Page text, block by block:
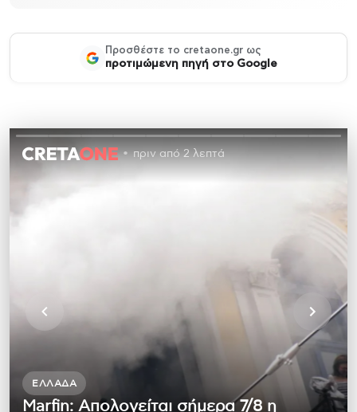
Προσθέστε το cretaone.gr ως
προτιμώμενη πηγή στο Google
πριν από 2 λεπτά
ΕΛΛΆΔΑ
Marfin: Απολογείται σήμερα 7/8 η